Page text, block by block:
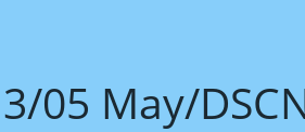
05 May/